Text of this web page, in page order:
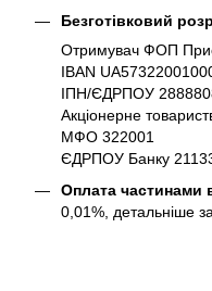
Безготівковий
Отримувач ФОП
IBAN
ІПН/ЄДРПОУ
Акціонерне
МФО 322001
ЄДРПОУ Банку
Оплата частинами
0,01%, детальніше за